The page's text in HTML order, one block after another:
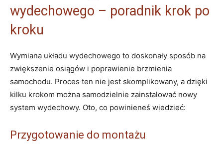
wydechowego – poradnik krok po
kroku
Wymiana układu wydechowego to doskonały sposób na
zwiększenie osiągów i poprawienie brzmienia
samochodu. Proces ten nie jest skomplikowany, a dzięki
kilku krokom można samodzielnie zainstalować nowy
system wydechowy. Oto, co powinieneś wiedzieć:
Przygotowanie do montażu